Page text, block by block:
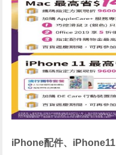
iPhone配件、iPhone11